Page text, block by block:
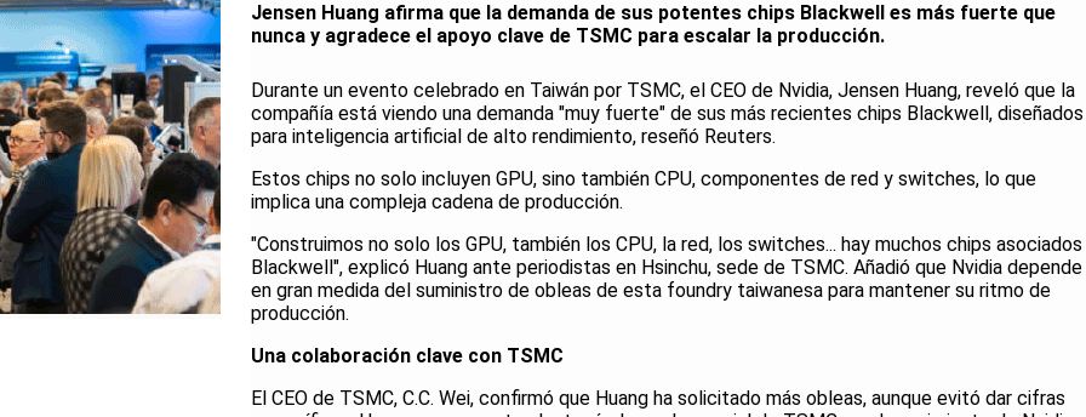
Jensen Huang afirma que la demanda de sus potentes chips Blackwell es más fuerte que
nunca y agradece el apoyo clave de TSMC para escalar la producción.
Durante un evento celebrado en Taiwán por TSMC, el CEO de Nvidia, Jensen Huang, reveló que la
compañía está viendo una demanda "muy fuerte" de sus más recientes chips Blackwell, diseñados
para inteligencia artificial de alto rendimiento, reseñó Reuters.
Estos chips no solo incluyen GPU, sino también CPU, componentes de red y switches, lo que
implica una compleja cadena de producción.
"Construimos no solo los GPU, también los CPU, la red, los switches... hay muchos chips asociados
Blackwell", explicó Huang ante periodistas en Hsinchu, sede de TSMC. Añadió que Nvidia depende
en gran medida del suministro de obleas de esta foundry taiwanesa para mantener su ritmo de
producción.
Una colaboración clave con TSMC
El CEO de TSMC, C.C. Wei, confirmó que Huang ha solicitado más obleas, aunque evitó dar cifras